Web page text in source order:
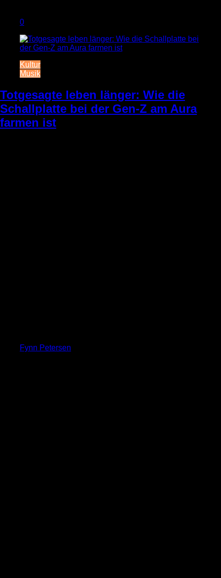
0
Kultur
Musik
Totgesagte leben länger: Wie die
Schallplatte bei der Gen-Z am Aura
farmen ist
Fynn Petersen